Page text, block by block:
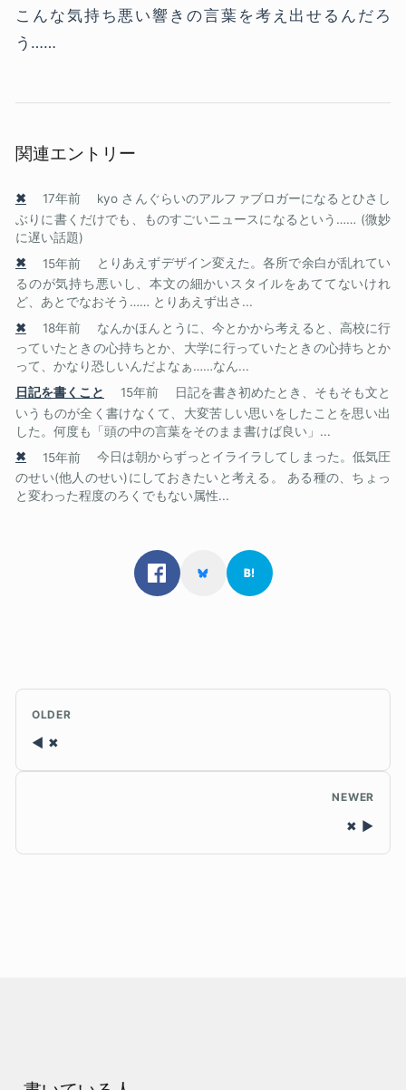
こんな気持ち悪い響きの言葉を考え出せるんだろ
う……
関連エントリー
✖ 17年前
kyo さんぐらいのアルファブロガーになるとひさし
ぶりに書くだけでも、ものすごいニュースになるという…… (微妙
に遅い話題)
✖
15年前
とりあえずデザイン変えた。各所で余白が乱れてい
るのが気持ち悪いし、本文の細かいスタイルをあててないけれ
ど、あとでなおそう…… とりあえず出さ...
✖
18年前
なんかほんとうに、今とかから考えると、高校に行
っていたときの心持ちとか、大学に行っていたときの心持ちとか
って、かなり恐しいんだよなぁ……なん...
日記を書くこと
15年前
日記を書き初めたとき、そもそも文と
いうものが全く書けなくて、大変苦しい思いをしたことを思い出
した。何度も「頭の中の言葉をそのまま書けば良い」...
✖
15年前
今日は朝からずっとイライラしてしまった。低気圧
のせい(他人のせい)にしておきたいと考える。 ある種の、ちょっ
と変わった程度のろくでもない属性...
OLDER
✖
NEWER
✖